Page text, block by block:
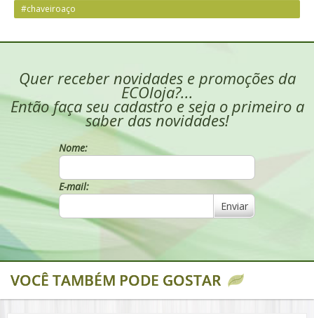
#chaveiroaço
Quer receber novidades e promoções da
ECOloja?...
Então faça seu cadastro e seja o primeiro a
saber das novidades!
Nome:
E-mail:
Enviar
VOCÊ TAMBÉM PODE GOSTAR